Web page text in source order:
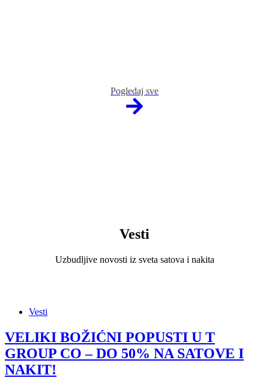
Pogledaj sve
Vesti
Uzbudljive novosti iz sveta satova i nakita
Vesti
VELIKI BOŽIĆNI POPUSTI U T
GROUP CO – DO 50% NA SATOVE I
NAKIT!